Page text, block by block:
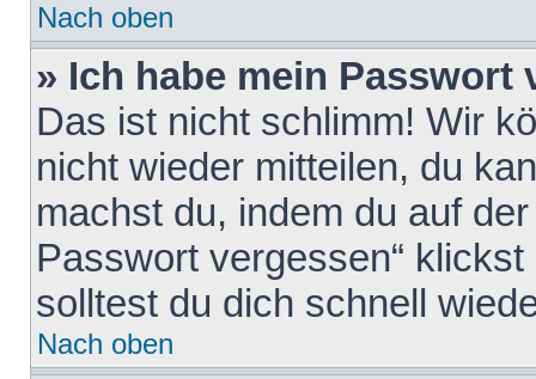
Nach oben
» Ich habe mein Passwort
Das ist nicht schlimm! Wir
nicht wieder mitteilen, du
machst du, indem du auf
Passwort vergessen“
solltest du dich schnell
Nach oben